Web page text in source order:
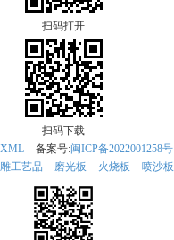
扫码打开
扫码下载
XML 备案号:闽ICP备2022001258号
工艺品 磨光板 火烧板 喷沙板